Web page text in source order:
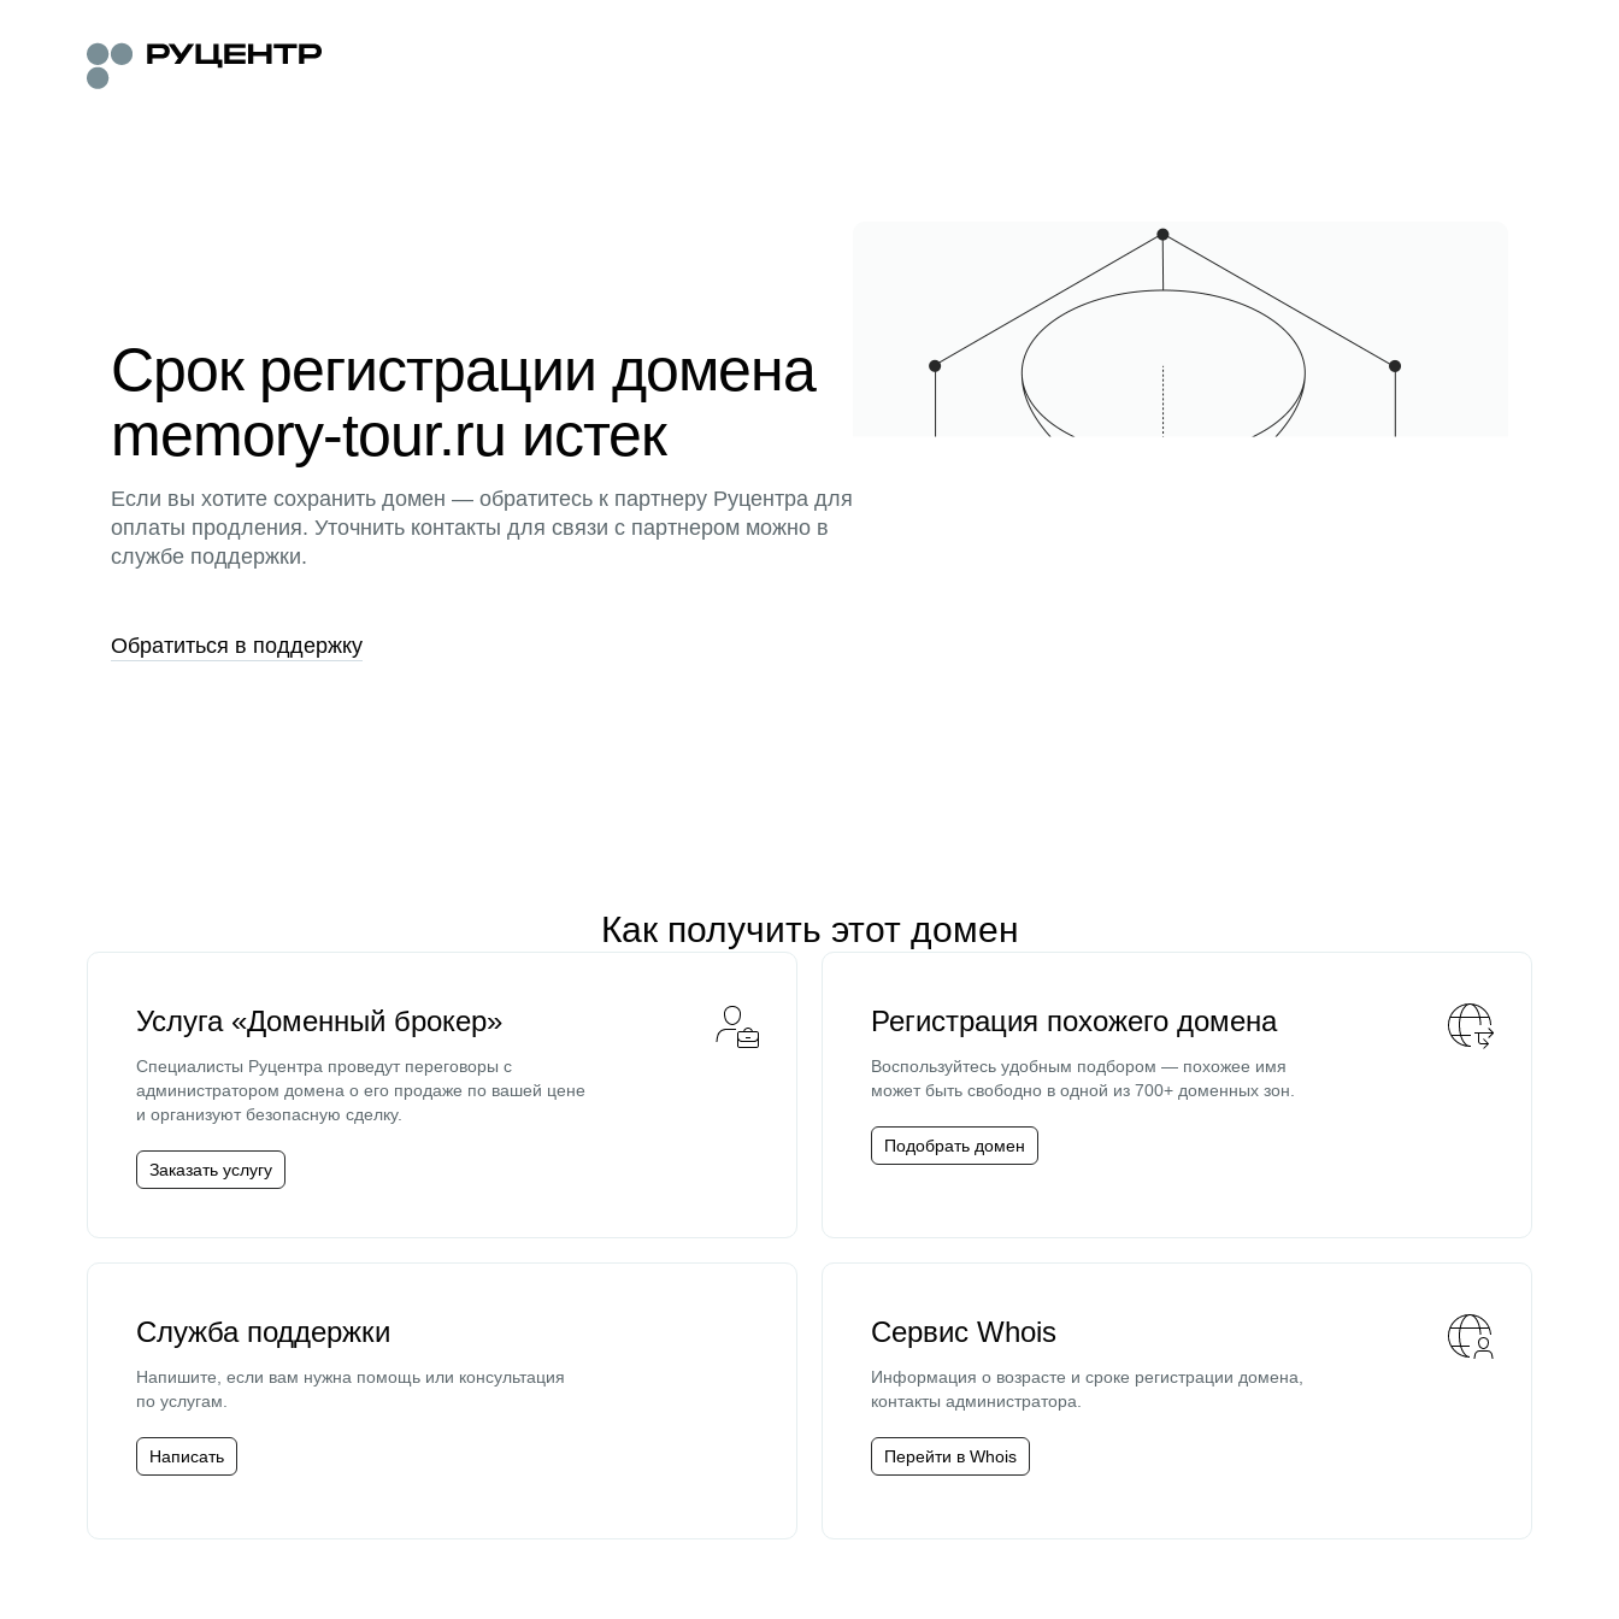
Срок регистрации домена
memory-tour.ru истек
Если вы хотите сохранить домен — обратитесь к партнеру Руцентра для
оплаты продления. Уточнить контакты для связи с партнером можно в
службе поддержки.
Обратиться в поддержку
Как получить этот домен
Услуга «Доменный брокер»
Специалисты Руцентра проведут переговоры с
администратором домена о его продаже по вашей цене
и организуют безопасную сделку.
Заказать услугу
Регистрация похожего домена
Воспользуйтесь удобным подбором — похожее имя
может быть свободно в одной из 700+ доменных зон.
Подобрать домен
Служба поддержки
Напишите, если вам нужна помощь или консультация
по услугам.
Написать
Сервис Whois
Информация о возрасте и сроке регистрации домена,
контакты администратора.
Перейти в Whois